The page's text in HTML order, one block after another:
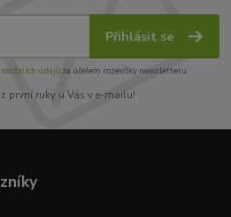
Přihlásit se
údajůza účelem rozesílky newsletteru.
z první ruky u Vás v e-mailu!